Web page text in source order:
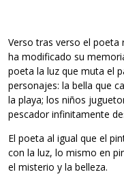
Verso tras verso el
ha modificado su
poeta la luz que muta el
personajes: la bella que
la playa; los niños
pescador infinitamente
El poeta al igual que el
con la luz, lo mismo en
el misterio y la belleza.